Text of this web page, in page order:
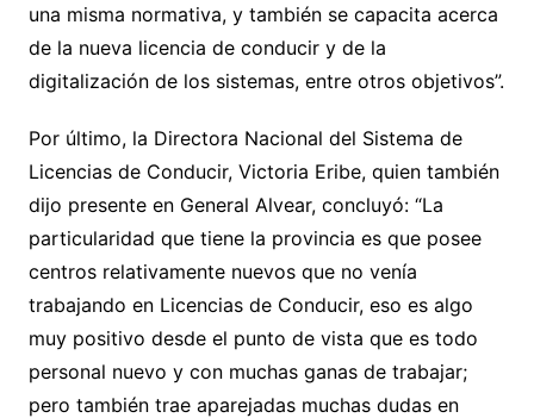
una misma normativa, y también se capacita acerca
de la nueva licencia de conducir y de la
digitalización de los sistemas, entre otros objetivos”.
Por último, la Directora Nacional del Sistema de
Licencias de Conducir, Victoria Eribe, quien también
dijo presente en General Alvear, concluyó: “La
particularidad que tiene la provincia es que posee
centros relativamente nuevos que no venía
trabajando en Licencias de Conducir, eso es algo
muy positivo desde el punto de vista que es todo
personal nuevo y con muchas ganas de trabajar;
pero también trae aparejadas muchas dudas en